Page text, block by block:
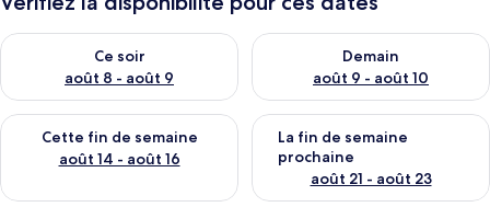
Ce soir
août 8 - août 9
Vérifier la disponibilité pour ce soir août 8 - août 9
Demain
août 9 - août 10
Vérifier la disponibilité pour
Cette fin de semaine
août 14 - août 16
Vérifier la disponibilité pour cette fin de semaine août 14 -
La fin de semaine
prochaine
août 21 - août 23
Vérifier la disponibilité pour